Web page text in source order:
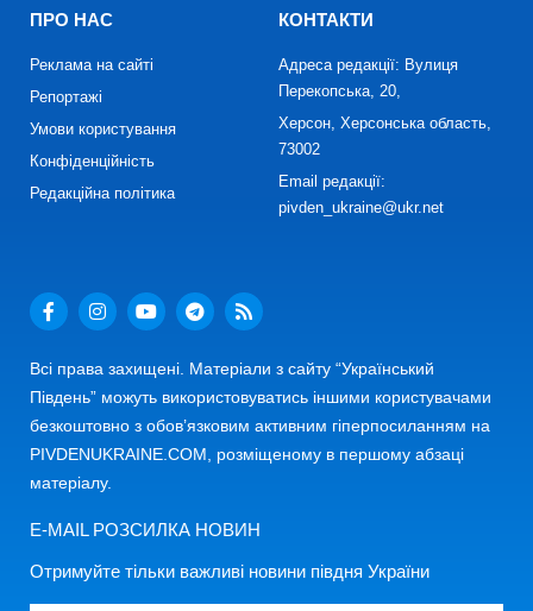
ПРО НАС
Реклама на сайті
Репортажі
Умови користування
Конфіденційність
Редакційна політика
КОНТАКТИ
Адреса редакції: Вулиця
Перекопська, 20,
Херсон, Херсонська область,
73002
Email редакції:
pivden_ukraine@ukr.net
Всі права захищені. Матеріали з сайту “Український
Південь” можуть використовуватись іншими користувачами
безкоштовно з обов’язковим активним гіперпосиланням на
PIVDENUKRAINE.COM, розміщеному в першому абзаці
матеріалу.
E-MAIL РОЗСИЛКА НОВИН
Отримуйте тільки важливі новини півдня України